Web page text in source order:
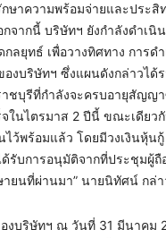
กษาความพร้อมจ่ายและประสิ
จากนี้ บริษัทฯ ยังกำลังดำเนิ
ลยุทธ์ เพื่อวางทิศทาง การด
องบริษัทฯ ซึ่งแผนดังกล่าวได้
ชบุรีที่กำลังจะครบอายุสัญญ
ในไตรมาส 2 ปีนี้ ขณะเดียว
ไว้พร้อมแล้ว โดยมีวงเงินหุ้น
รับการอนุมัติจากที่ประชุมผู้ถื
ายนที่ผ่านมา” นายนิทัศน์ ก
งบริษัทฯ ณ วันที่ 31 มีนาคม